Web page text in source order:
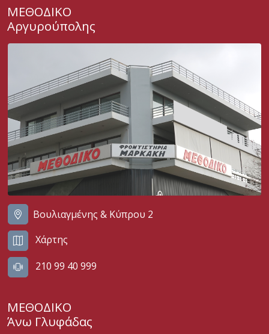
ΜΕΘΟΔΙΚΟ
Αργυρούπολης
Βουλιαγμένης & Κύπρου 2
Χάρτης
210 99 40 999
ΜΕΘΟΔΙΚΟ
Άνω Γλυφάδας